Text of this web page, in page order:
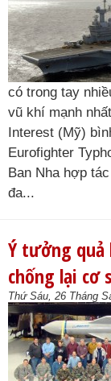
có trong tay
vũ khí mạnh
Interest (Mỹ)
Eurofighter
Ban Nha hợp
đa...
Ý tưởng quả
chống lại cơ
Thứ Sáu, 26 Tháng